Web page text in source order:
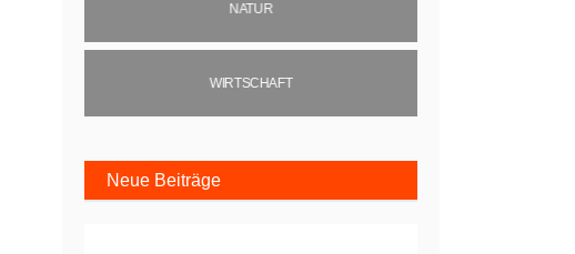
NATUR
WIRTSCHAFT
Neue Beiträge